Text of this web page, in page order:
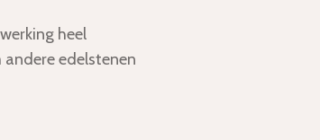
heel
edelstenen